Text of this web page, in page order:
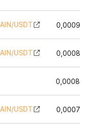
/USDT
/USDT
/USDT